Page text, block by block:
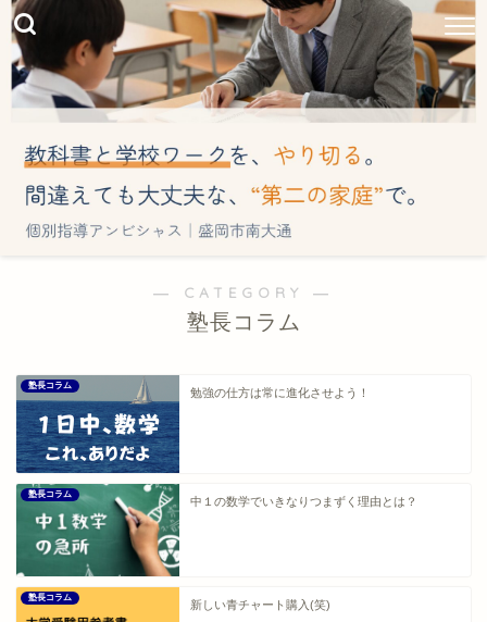
― CATEGORY ―
塾長コラム
塾長コラム
勉強の仕方は常に進化させよう！
塾長コラム
中１の数学でいきなりつまずく理由とは？
塾長コラム
新しい青チャート購入(笑)